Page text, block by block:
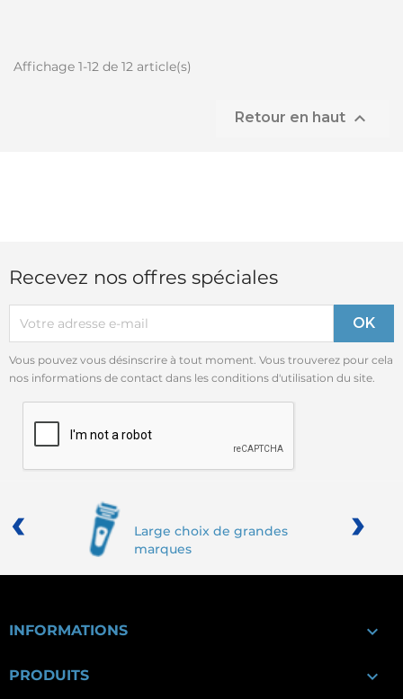
Affichage 1-12 de 12 article(s)
Retour en haut 
Recevez nos offres spéciales
Vous pouvez vous désinscrire à tout moment. Vous trouverez pour cela
nos informations de contact dans les conditions d'utilisation du site.
Large choix de grandes
marques
‹ ›
INFORMATIONS 
PRODUITS 